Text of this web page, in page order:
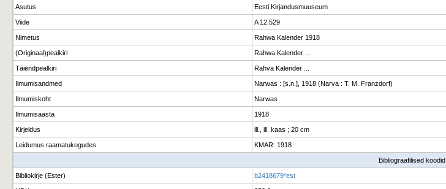
Asutus Eesti Kirjandusmuuseum
Viide A 12.529
Nimetus Rahwa Kalender 1918
(Originaal)pealkiri Rahwa Kalender ...
Täiendpealkiri Rahva Kalender ...
Ilmumisandmed Narwas : [s.n.], 1918 (Narva : T. M. Franzdorf)
Ilmumiskoht Narwas
Ilmumisaasta 1918
Kirjeldus ill., ill. kaas ; 20 cm
Leidumus raamatukogudes KMAR: 1918
Bibliograafilised koodid
Bibliokirje (Ester) b2418679*est